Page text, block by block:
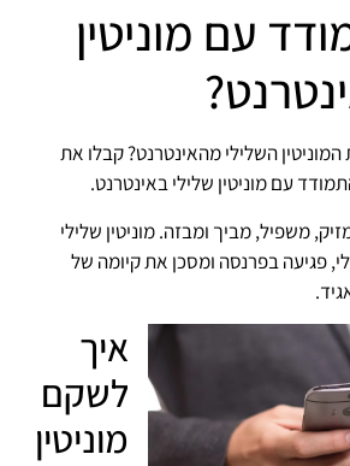
עם מוניטין
השלילי מהאינטרנט? קבלו את
עם מוניטין שלילי באינטרנט.
משפיל, מביך ומבזה. מוניטין שלילי
פגיעה בפרנסה ומסכן את קיומה של
איך
לשקם
מוניטין